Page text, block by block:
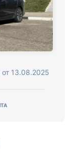
13.08.2025